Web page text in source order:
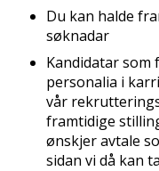
Du kan halde
søknadar
Kandidatar som
personalia i
vår
framtidige
ønskjer avtale
sidan vi då kan